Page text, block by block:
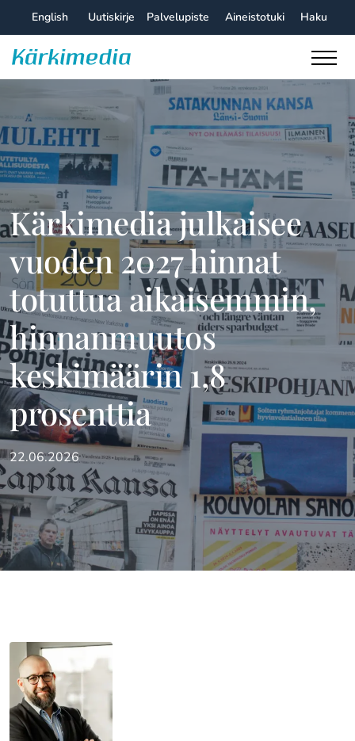
content
English Uutiskirje Palvelupiste Aineistotuki Haku
Kärkimedia
Kärkimedia julkaisee
vuoden 2027 hinnat
totuttua aikaisemmin,
hinnanmuutos
keskimäärin 1,8
prosenttia
22.06.2026